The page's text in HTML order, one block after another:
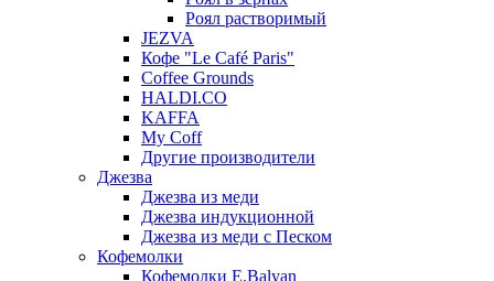
Роял растворимый
JEZVA
Кофе "Le Café Paris"
Coffee Grounds
HALDI.CO
KAFFA
My Coff
Другие производители
Джезва
Джезва из меди
Джезва индукционной
Джезва из меди с Песком
Кофемолки
Кофемолки E.Balyan